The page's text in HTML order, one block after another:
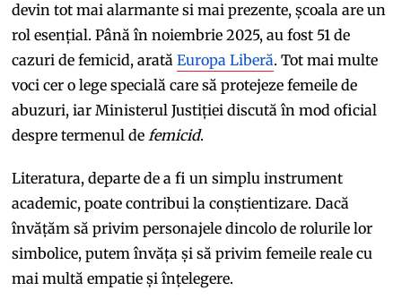
devin tot mai alarmante si mai prezente, școala are un
rol esențial. Până în noiembrie 2025, au fost 51 de
cazuri de femicid, aratăEuropa Liberă. Tot mai multe
voci cer o lege specială care să protejeze femeile de
abuzuri, iar Ministerul Justiției discută în mod oficial
despre termenul defemicid.
Literatura, departe de a fi un simplu instrument
academic, poate contribui la conștientizare. Dacă
învățăm să privim personajele dincolo de rolurile lor
simbolice, putem învăța și să privim femeile reale cu
mai multă empatie și înțelegere.